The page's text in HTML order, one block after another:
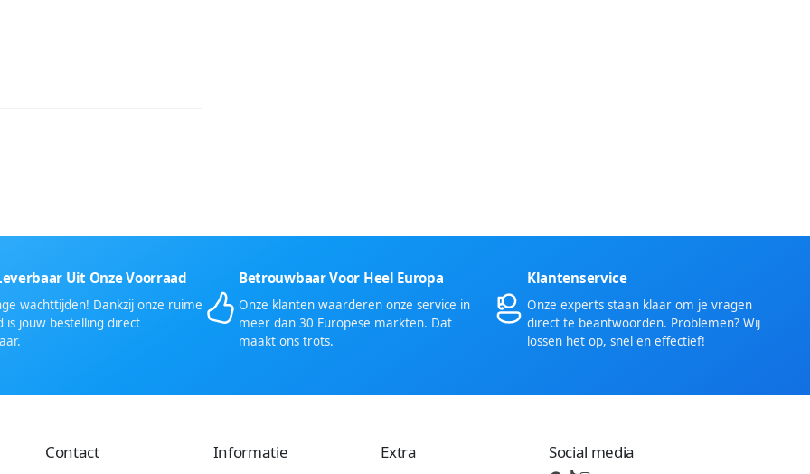
Uit Onze Voorraad
wachttijden! Dankzij onze ruime
is jouw bestelling direct
Betrouwbaar Voor Heel Europa
Onze klanten waarderen onze service in
meer dan 30 Europese markten. Dat
maakt ons trots.
Klantenservice
Onze experts staan klaar om je vragen
direct te beantwoorden. Problemen? Wij
lossen het op, snel en effectief!
Contact Informatie Extra Social media